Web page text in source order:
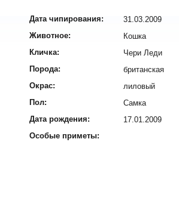
Дата чипирования:
31.03.2009
Животное:
Кошка
Кличка:
Чери Леди
Порода:
британская
Окрас:
лиловый
Пол:
Самка
Дата рождения:
17.01.2009
Особые приметы: